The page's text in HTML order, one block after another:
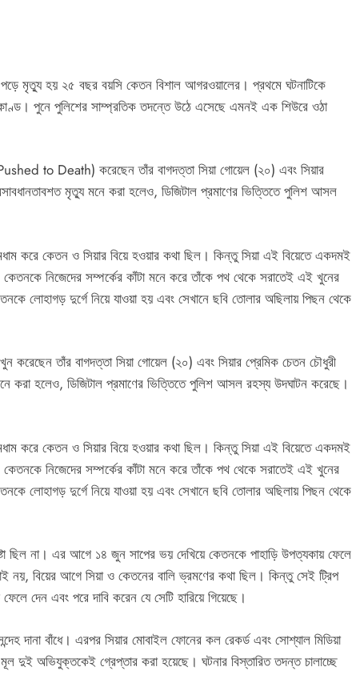
পড়ে মৃত্যু হয় ২৫ বছর বয়সি কেতন বিশাল আগরওয়ালের। প্রথমে ঘটনাটিকে
পুনে পুলিশের সাম্প্রতিক তদন্তে উঠে এসেছে এমনই এক শিউরে ওঠা
to Death) করেছেন তাঁর বাগদত্তা সিয়া গোয়েল (২০) এবং সিয়ার
মৃত্যু মনে করা হলেও, ডিজিটাল প্রমাণের ভিত্তিতে পুলিশ আসল
করে কেতন ও সিয়ার বিয়ে হওয়ার কথা ছিল। কিন্তু সিয়া এই বিয়েতে একদমই
কেতনকে নিজেদের সম্পর্কের কাঁটা মনে করে তাঁকে পথ থেকে সরাতেই এই খুনের
লোহাগড় দুর্গে নিয়ে যাওয়া হয় এবং সেখানে ছবি তোলার অছিলায় পিছন থেকে
তাঁর বাগদত্তা সিয়া গোয়েল (২০) এবং সিয়ার প্রেমিক চেতন চৌধুরী
হলেও, ডিজিটাল প্রমাণের ভিত্তিতে পুলিশ আসল রহস্য উদঘাটন করেছে।
করে কেতন ও সিয়ার বিয়ে হওয়ার কথা ছিল। কিন্তু সিয়া এই বিয়েতে একদমই
কেতনকে নিজেদের সম্পর্কের কাঁটা মনে করে তাঁকে পথ থেকে সরাতেই এই খুনের
লোহাগড় দুর্গে নিয়ে যাওয়া হয় এবং সেখানে ছবি তোলার অছিলায় পিছন থেকে
ছিল না। এর আগে ১৪ জুন সাপের ভয় দেখিয়ে কেতনকে পাহাড়ি উপত্যকায় ফেলে
নয়, বিয়ের আগে সিয়া ও কেতনের বালি ভ্রমণের কথা ছিল। কিন্তু সেই ট্রিপ
দেন এবং পরে দাবি করেন যে সেটি হারিয়ে গিয়েছে।
দানা বাঁধে। এরপর সিয়ার মোবাইল ফোনের কল রেকর্ড এবং সোশ্যাল মিডিয়া
দুই অভিযুক্তকেই গ্রেপ্তার করা হয়েছে। ঘটনার বিস্তারিত তদন্ত চালাচ্ছে